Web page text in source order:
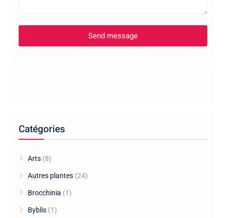
Catégories
Arts (8)
Autres plantes (24)
Brocchinia (1)
Byblis (1)